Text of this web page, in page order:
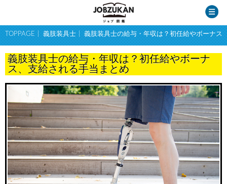
TOPPAGE 義肢装具士 義肢装具士の給与・年収は？初任給やボーナス
義肢装具士の給与・年収は？初任給やボーナ
ス、支給される手当まとめ